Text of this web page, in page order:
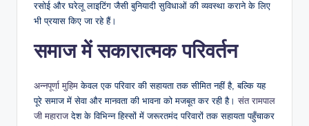
रसोई और घरेलू लाइटिंग जैसी बुनियादी सुविधाओं की व्यवस्था कराने के लिए
भी प्रयास किए जा रहे हैं।
समाज में सकारात्मक परिवर्तन
अन्नपूर्णा मुहिम केवल एक परिवार की सहायता तक सीमित नहीं है, बल्कि यह
पूरे समाज में सेवा और मानवता की भावना को मजबूत कर रही है।संत रामपाल
जी महाराजदेश के विभिन्न हिस्सों में जरूरतमंद परिवारों तक सहायता पहुँचाकर